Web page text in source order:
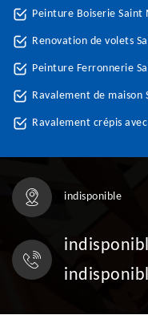
Peinture Boiserie Saint
Renovation de volets
Peinture Ferronnerie
Ravalement de maison
Ravalement crépis
indisponible